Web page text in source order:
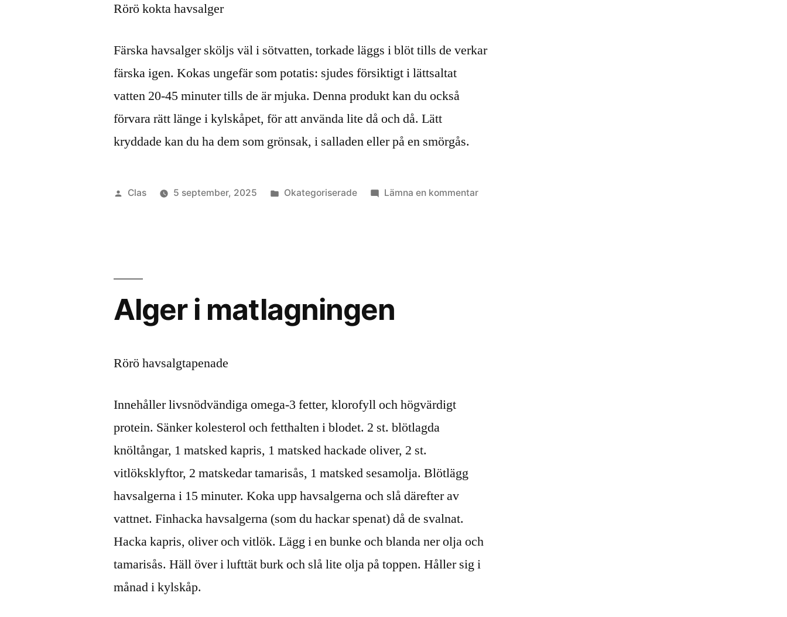
Rörö kokta havsalger
Färska havsalger sköljs väl i sötvatten, torkade läggs i blöt tills de verkar
färska igen. Kokas ungefär som potatis: sjudes försiktigt i lättsaltat
vatten 20-45 minuter tills de är mjuka. Denna produkt kan du också
förvara rätt länge i kylskåpet, för att använda lite då och då. Lätt
kryddade kan du ha dem som grönsak, i salladen eller på en smörgås.
Publicerat
Clas 5 september, 2025
Publicerat
Okategoriserade Lämna en kommentartill
Alger i matlagningen
Rörö havsalgtapenade
Innehåller livsnödvändiga omega-3 fetter, klorofyll och högvärdigt
protein. Sänker kolesterol och fetthalten i blodet. 2 st. blötlagda
knöltångar, 1 matsked kapris, 1 matsked hackade oliver, 2 st.
vitlöksklyftor, 2 matskedar tamarisås, 1 matsked sesamolja. Blötlägg
havsalgerna i 15 minuter. Koka upp havsalgerna och slå därefter av
vattnet. Finhacka havsalgerna (som du hackar spenat) då de svalnat.
Hacka kapris, oliver och vitlök. Lägg i en bunke och blanda ner olja och
tamarisås. Häll över i lufttät burk och slå lite olja på toppen. Håller sig i
månad i kylskåp.